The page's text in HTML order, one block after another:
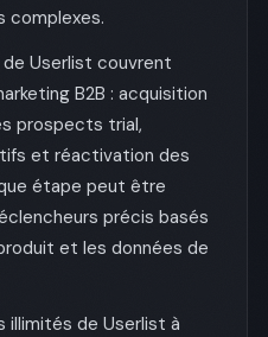
complexes.
Userlist couvrent
B2B : acquisition
prospects trial,
et réactivation des
étape peut être
précis basés
et les données de
de Userlist à